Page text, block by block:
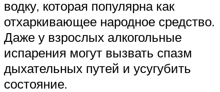
водку, которая популярна как
отхаркивающее народное средство.
Даже у взрослых алкогольные
испарения могут вызвать спазм
дыхательных путей и усугубить
состояние.